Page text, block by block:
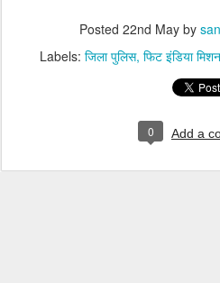
Posted 22nd May by
Labels: जिला पुलिस फिट इंडिया मिशन
0 Add a